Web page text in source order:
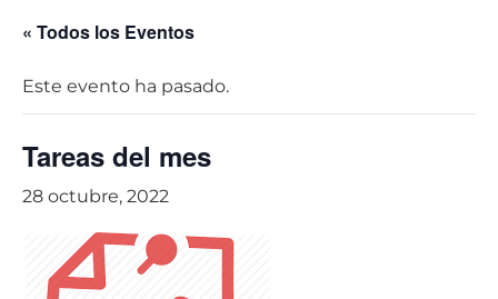
« Todos los Eventos
Este evento ha pasado.
Tareas del mes
28 octubre, 2022